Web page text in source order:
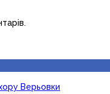
Верьовки